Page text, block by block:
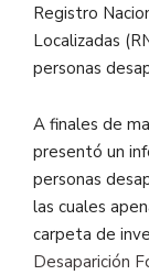
Registro
Localizadas
personas
A finales de
presentó un
personas
las cuales
carpeta de
Desaparición